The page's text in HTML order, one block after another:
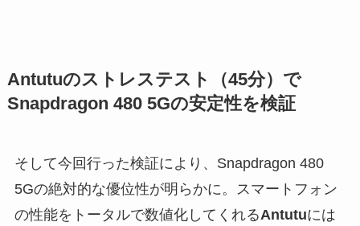
Antutuのストレステスト（45分）で
Snapdragon 480 5Gの安定性を検証
そして今回行った検証により、Snapdragon 480
5Gの絶対的な優位性が明らかに。スマートフォン
の性能をトータルで数値化してくれるAntutuには